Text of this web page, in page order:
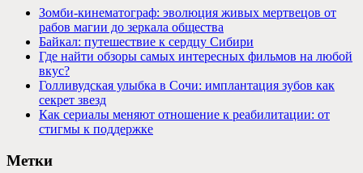
Зомби-кинематограф: эволюция живых мертвецов от
рабов магии до зеркала общества
Байкал: путешествие к сердцу Сибири
Где найти обзоры самых интересных фильмов на любой
вкус?
Голливудская улыбка в Сочи: имплантация зубов как
секрет звезд
Как сериалы меняют отношение к реабилитации: от
стигмы к поддержке
Метки